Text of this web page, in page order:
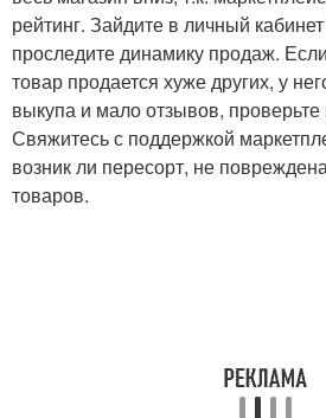
рейтинг. Зайдите в личный
проследите динамику продаж.
товар продается хуже других, у
выкупа и мало отзывов, проверьте
Свяжитесь с поддержкой
возник ли пересорт, не
товаров.